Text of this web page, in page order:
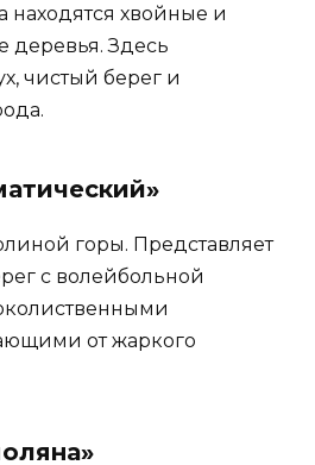
находятся хвойные и
деревья. Здесь
чистый берег и
горы. Представляет
с волейбольной
от жаркого